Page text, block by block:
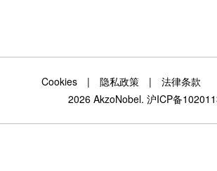
Cookies| 隐私政策| 法律条款
2026 AkzoNobel. 沪ICP备